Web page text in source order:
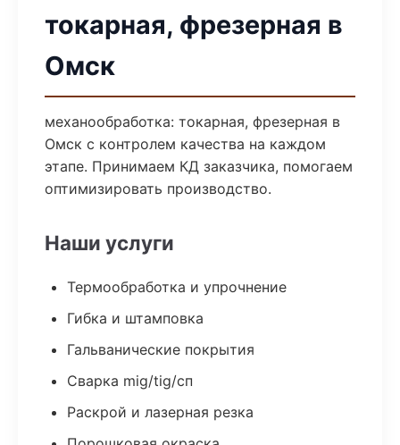
токарная, фрезерная в
Омск
механообработка: токарная, фрезерная в
Омск с контролем качества на каждом
этапе. Принимаем КД заказчика, помогаем
оптимизировать производство.
Наши услуги
Термообработка и упрочнение
Гибка и штамповка
Гальванические покрытия
Сварка mig/tig/сп
Раскрой и лазерная резка